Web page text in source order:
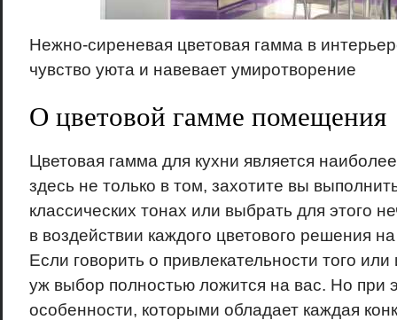
Нежно-сиреневая цветовая гамма в
чувство уюта и навевает умиротворение
О цветовой гамме помещения
Цветовая гамма для кухни является
здесь не только в том, захотите вы
классических тонах или выбрать для этого
в воздействии каждого цветового решения
Если говорить о привлекательности того или
уж выбор полностью ложится на вас. Но при
особенности, которыми обладает каждая